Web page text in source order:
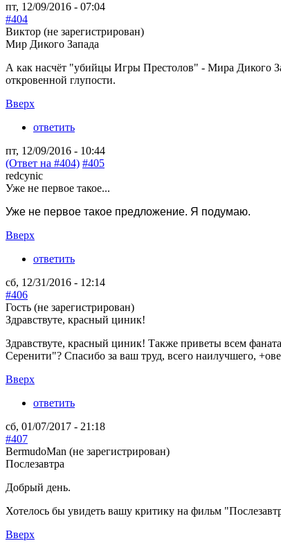
пт, 12/09/2016 - 07:04
#404
Виктор (не зарегистрирован)
Мир Дикого Запада
А как насчёт "убийцы Игры Престолов" - Мира Дикого
откровенной глупости.
Вверх
ответить
пт, 12/09/2016 - 10:44
(Ответ на #404) #405
redcynic
Уже не первое такое...
Уже не первое такое предложение. Я подумаю.
Вверх
ответить
сб, 12/31/2016 - 12:14
#406
Гость (не зарегистрирован)
Здравствуте, красный циник!
Здравствуте, красный циник! Также приветы всем
Серенити"? Спасибо за ваш труд, всего наилучшего,
Вверх
ответить
сб, 01/07/2017 - 21:18
#407
BermudoMan (не зарегистрирован)
Послезавтра
Добрый день.
Хотелось бы увидеть вашу критику на фильм
Вверх